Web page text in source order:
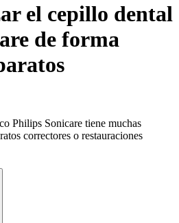
el cepillo dental
de forma
Philips Sonicare tiene muchas
correctores o restauraciones